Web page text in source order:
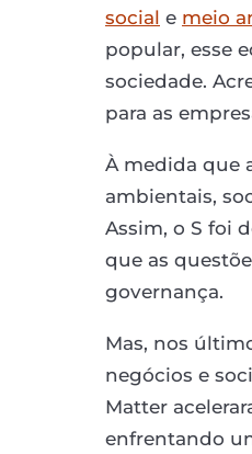
social e meio
popular, esse
sociedade.
para as
À medida que
ambientais,
Assim, o S foi
que as
governança.
Mas, nos
negócios e
Matter
enfrentando